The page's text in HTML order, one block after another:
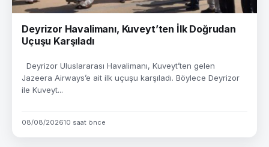
Deyrizor Havalimanı, Kuveyt’ten İlk Doğrudan
Uçuşu Karşıladı
Deyrizor Uluslararası Havalimanı, Kuveyt’ten gelen
Jazeera Airways’e ait ilk uçuşu karşıladı. Böylece Deyrizor
ile Kuveyt...
08/08/202610 saat önce